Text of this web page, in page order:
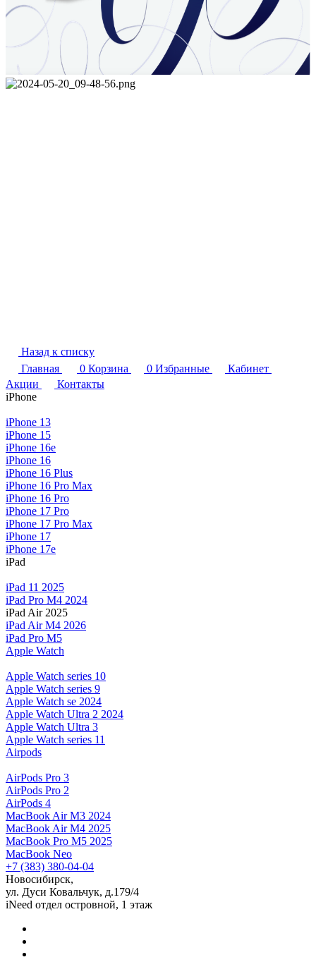
Назад к списку
Главная
0 Корзина 0 Избранные
Кабинет
Акции
Контакты
iPhone
iPhone 13
iPhone 15
iPhone 16e
iPhone 16
iPhone 16 Plus
iPhone 16 Pro Max
iPhone 16 Pro
iPhone 17 Pro
iPhone 17 Pro Max
iPhone 17
iPhone 17e
iPad
iPad 11 2025
iPad Pro M4 2024
iPad Air 2025
iPad Air M4 2026
iPad Pro M5
Apple Watch
Apple Watch series 10
Apple Watch series 9
Apple Watch se 2024
Apple Watch Ultra 2 2024
Apple Watch Ultra 3
Apple Watch series 11
Airpods
AirPods Pro 3
AirPods Pro 2
AirPods 4
MacBook Air M3 2024
MacBook Air M4 2025
MacBook Pro M5 2025
MacBook Neo
+7 (383) 380-04-04
Новосибирск,
ул. Дуси Ковальчук, д.179/4
iNeed отдел островной, 1 этаж